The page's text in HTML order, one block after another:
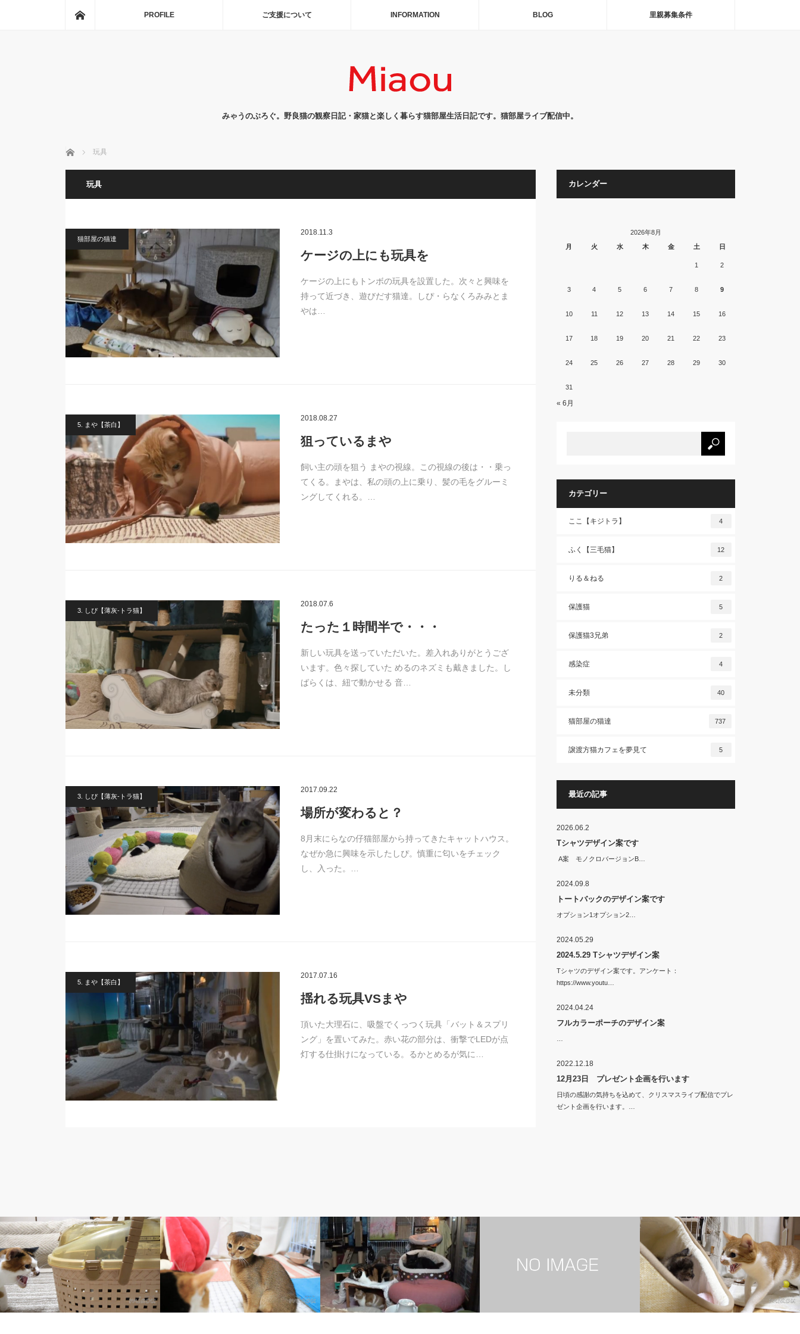
PROFILE ご支援について INFORMATION BLOG 里親募集条件
みゃうのぶろぐ。野良猫の観察日記・家猫と楽しく暮らす猫部屋生活日記です。猫部屋ライブ配信中。
ホーム 玩具
玩具
猫部屋の猫達
2018.11.3
ケージの上にも玩具を
ケージの上にもトンボの玩具を設置した。次々と興味を
持って近づき、遊びだす猫達。しぴ・らなくろみみとま
やは…
5. まや【茶白】
2018.08.27
狙っているまや
飼い主の頭を狙う まやの視線。この視線の後は・・乗っ
てくる。まやは、私の頭の上に乗り、髪の毛をグルーミ
ングしてくれる。…
3. しぴ【薄灰-トラ猫】
2018.07.6
たった１時間半で・・・
新しい玩具を送っていただいた。差入れありがとうござ
います。色々探していた めるのネズミも戴きました。し
ばらくは、紐で動かせる 音…
3. しぴ【薄灰-トラ猫】
2017.09.22
場所が変わると？
8月末にらなの仔猫部屋から持ってきたキャットハウス。
なぜか急に興味を示したしぴ。慎重に匂いをチェック
し、入った。…
5. まや【茶白】
2017.07.16
揺れる玩具VSまや
頂いた大理石に、吸盤でくっつく玩具「バット＆スプリ
ング」を置いてみた。赤い花の部分は、衝撃でLEDが点
灯する仕掛けになっている。るかとめるが気に…
カレンダー
2026年8月
月
火 水 木 金 土 日
1 2
3 4 5 6 7 8 9
10 11 12 13 14 15 16
17 18 19 20 21 22 23
24 25 26 27 28 29 30
31
« 6月
カテゴリー
ここ【キジトラ】 4
ふく【三毛猫】 12
りる＆ねる 2
保護猫 5
保護猫3兄弟 2
感染症 4
未分類 40
猫部屋の猫達 737
譲渡方猫カフェを夢見て 5
最近の記事
2026.06.2
Tシャツデザイン案です
A案 モノクロバージョンB…
2024.09.8
トートバックのデザイン案です
オプション1オプション2…
2024.05.29
2024.5.29 Tシャツデザイン案
Tシャツのデザイン案です。アンケート：
https://www.youtu…
2024.04.24
フルカラーポーチのデザイン案
2022.12.18
12月23日 プレゼント企画を行います
日頃の感謝の気持ちを込めて、クリスマスライブ配信でプレ
ゼント企画を行います。…